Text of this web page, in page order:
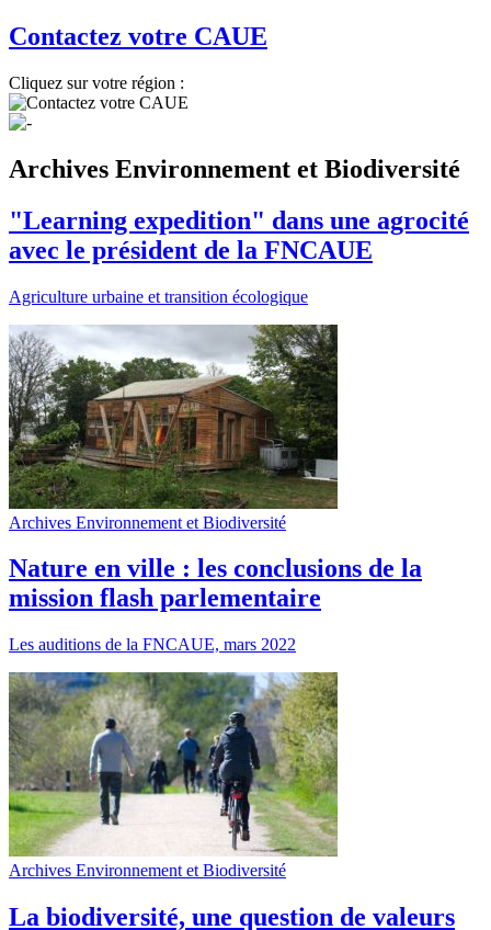
Contactez votre CAUE
Cliquez sur votre région :
Archives Environnement et Biodiversité
"Learning expedition" dans une agrocité
avec le président de la FNCAUE
Agriculture urbaine et transition écologique
Archives Environnement et Biodiversité
Nature en ville : les conclusions de la
mission flash parlementaire
Les auditions de la FNCAUE, mars 2022
Archives Environnement et Biodiversité
La biodiversité, une question de valeurs